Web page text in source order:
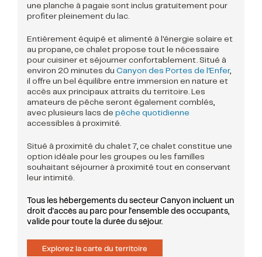
une planche à pagaie sont inclus gratuitement pour
profiter pleinement du lac.
Entièrement équipé et alimenté à l'énergie solaire et
au propane, ce chalet propose tout le nécessaire
pour cuisiner et séjourner confortablement. Situé à
environ 20 minutes du Canyon des Portes de l'Enfer,
il offre un bel équilibre entre immersion en nature et
accès aux principaux attraits du territoire. Les
amateurs de pêche seront également comblés,
avec plusieurs lacs de pêche quotidienne
accessibles à proximité.
Situé à proximité du chalet 7, ce chalet constitue une
option idéale pour les groupes ou les familles
souhaitant séjourner à proximité tout en conservant
leur intimité.
Tous les hébergements du secteur Canyon incluent un
droit d'accès au parc pour l'ensemble des occupants,
valide pour toute la durée du séjour.
Explorez la carte du territoire